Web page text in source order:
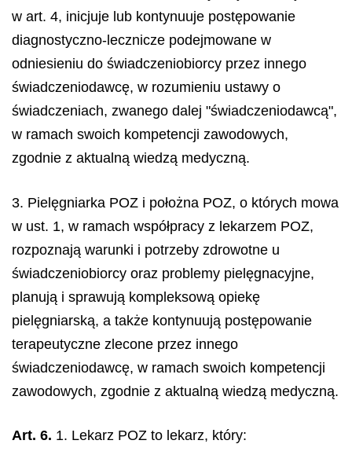
w art. 4, inicjuje lub kontynuuje postępowanie
diagnostyczno-lecznicze podejmowane w
odniesieniu do świadczeniobiorcy przez innego
świadczeniodawcę, w rozumieniu ustawy o
świadczeniach, zwanego dalej "świadczeniodawcą",
w ramach swoich kompetencji zawodowych,
zgodnie z aktualną wiedzą medyczną.
3. Pielęgniarka POZ i położna POZ, o których mowa
w ust. 1, w ramach współpracy z lekarzem POZ,
rozpoznają warunki i potrzeby zdrowotne u
świadczeniobiorcy oraz problemy pielęgnacyjne,
planują i sprawują kompleksową opiekę
pielęgniarską, a także kontynuują postępowanie
terapeutyczne zlecone przez innego
świadczeniodawcę, w ramach swoich kompetencji
zawodowych, zgodnie z aktualną wiedzą medyczną.
Art. 6. 1. Lekarz POZ to lekarz, który: